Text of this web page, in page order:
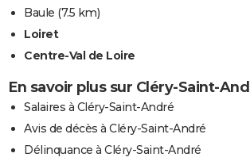
Baule (7.5 km)
Loiret
Centre-Val de Loire
En savoir plus sur Cléry-Saint-
Salaires à Cléry-Saint-André
Avis de décès à Cléry-Saint-André
Délinquance à Cléry-Saint-André